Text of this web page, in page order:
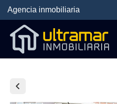
Agencia inmobiliaria